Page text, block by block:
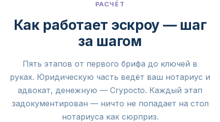
РАСЧЁТ
Как работает эскроу — шаг
за шагом
Пять этапов от первого брифа до ключей в
руках. Юридическую часть ведёт ваш нотариус и
адвокат, денежную — Crypocto. Каждый этап
задокументирован — ничто не попадает на стол
нотариуса как сюрприз.